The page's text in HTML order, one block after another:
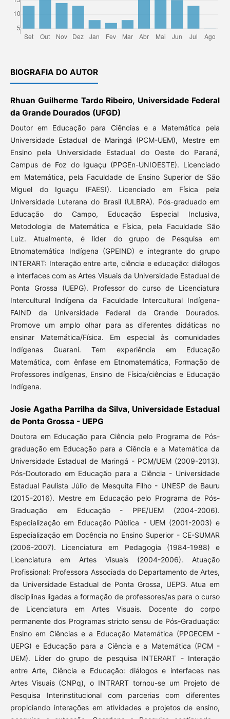
BIOGRAFIA DO AUTOR
Rhuan Guilherme Tardo Ribeiro, Universidade Federal
da Grande Dourados (UFGD)
Doutor em Educação para Ciências e a Matemática pela
Universidade Estadual de Maringá (PCM-UEM), Mestre em
Ensino pela Universidade Estadual do Oeste do Paraná,
Campus de Foz do Iguaçu (PPGEn-UNIOESTE). Licenciado
em Matemática, pela Faculdade de Ensino Superior de São
Miguel do Iguaçu (FAESI). Licenciado em Física pela
Universidade Luterana do Brasil (ULBRA). Pós-graduado em
Educação do Campo, Educação Especial Inclusiva,
Metodologia de Matemática e Física, pela Faculdade São
Luiz. Atualmente, é líder do grupo de Pesquisa em
Etnomatemática Indígena (GPEIND) e integrante do grupo
INTERART: Interação entre arte, ciência e educação: diálogos
e interfaces com as Artes Visuais da Universidade Estadual de
Ponta Grossa (UEPG). Professor do curso de Licenciatura
Intercultural Indígena da Faculdade Intercultural Indígena-
FAIND da Universidade Federal da Grande Dourados.
Promove um amplo olhar para as diferentes didáticas no
ensinar Matemática/Física. Em especial às comunidades
Indígenas Guarani. Tem experiência em Educação
Matemática, com ênfase em Etnomatemática, Formação de
Professores indígenas, Ensino de Física/ciências e Educação
Indígena.
Josie Agatha Parrilha da Silva, Universidade Estadual
de Ponta Grossa - UEPG
Doutora em Educação para Ciência pelo Programa de Pós-
graduação em Educação para a Ciência e a Matemática da
Universidade Estadual de Maringá - PCM/UEM (2009-2013).
Pós-Doutorado em Educação para a Ciência - Universidade
Estadual Paulista Júlio de Mesquita Filho - UNESP de Bauru
(2015-2016). Mestre em Educação pelo Programa de Pós-
Graduação em Educação - PPE/UEM (2004-2006).
Especialização em Educação Pública - UEM (2001-2003) e
Especialização em Docência no Ensino Superior - CE-SUMAR
(2006-2007). Licenciatura em Pedagogia (1984-1988) e
Licenciatura em Artes Visuais (2004-2006). Atuação
Profissional: Professora Associada do Departamento de Artes,
da Universidade Estadual de Ponta Grossa, UEPG. Atua em
disciplinas ligadas a formação de professores/as para o curso
de Licenciatura em Artes Visuais. Docente do corpo
permanente dos Programas stricto sensu de Pós-Graduação:
Ensino em Ciências e a Educação Matemática (PPGECEM -
UEPG) e Educação para a Ciência e a Matemática (PCM -
UEM). Líder do grupo de pesquisa INTERART - Interação
entre Arte, Ciência e Educação: diálogos e interfaces nas
Artes Visuais (CNPq), o INTRART tornou-se um Projeto de
Pesquisa Interinstitucional com parcerias com diferentes
propiciando interações em atividades e projetos de ensino,